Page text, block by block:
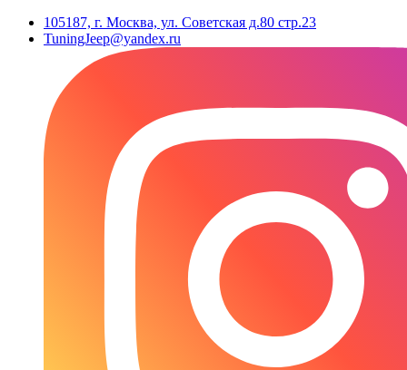
105187, г. Москва, ул. Советская д.80 стр.23
TuningJeep@yandex.ru